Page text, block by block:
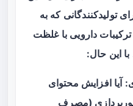
تولیدکنندگانی که به
ترکیبات دارویی با غلظت
با این حال:
آیا افزایش محتوای
نورپردازی (مصرف